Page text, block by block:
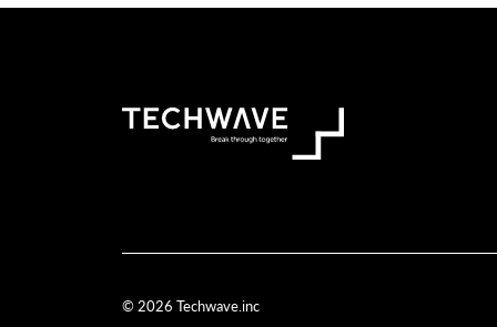
© 2026 Techwave.inc